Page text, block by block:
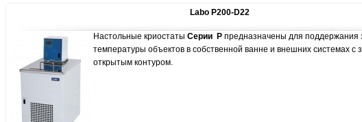
Labo P200-D22
Настольные криостатыСерии P предназначены для поддержания
температуры объектов в собственной ванне и внешних системах с
открытым контуром.